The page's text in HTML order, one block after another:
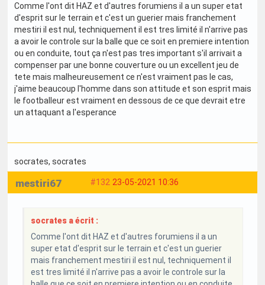
Comme l'ont dit HAZ et d'autres forumiens il a un super etat
d'esprit sur le terrain et c'est un guerier mais franchement
mestiri il est nul, techniquement il est tres limité il n'arrive pas
a avoir le controle sur la balle que ce soit en premiere intention
ou en conduite, tout ça n'est pas tres important s'il arrivait a
compenser par une bonne couverture ou un excellent jeu de
tete mais malheureusement ce n'est vraiment pas le cas,
j'aime beaucoup l'homme dans son attitude et son esprit mais
le footballeur est vraiment en dessous de ce que devrait etre
un attaquant a l'esperance
socrates, socrates
#132 23-05-2021 10:36
mestiri67
socrates a écrit :
Comme l'ont dit HAZ et d'autres forumiens il a un
super etat d'esprit sur le terrain et c'est un guerier
mais franchement mestiri il est nul, techniquement il
est tres limité il n'arrive pas a avoir le controle sur la